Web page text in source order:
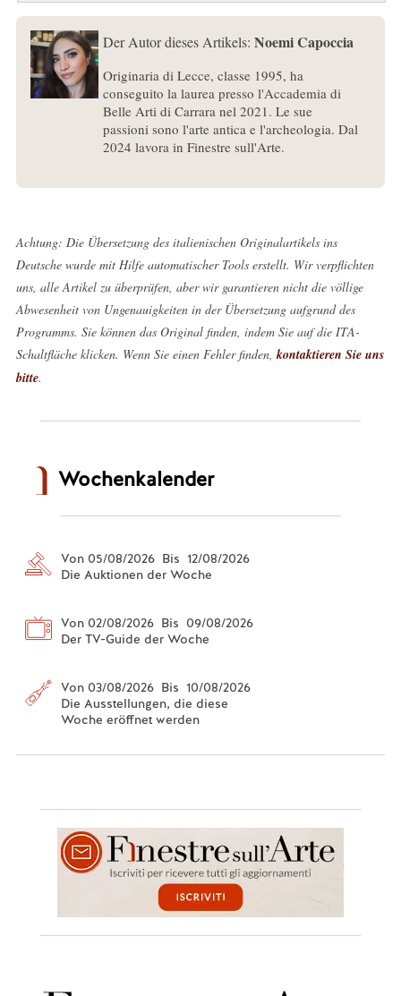
Der Autor dieses Artikels: Noemi Capoccia
Originaria di Lecce, classe 1995, ha
conseguito la laurea presso l'Accademia di
Belle Arti di Carrara nel 2021. Le sue
passioni sono l'arte antica e l'archeologia. Dal
2024 lavora in Finestre sull'Arte.
Achtung: Die Übersetzung des italienischen Originalartikels ins
Deutsche wurde mit Hilfe automatischer Tools erstellt. Wir verpflichten
uns, alle Artikel zu überprüfen, aber wir garantieren nicht die völlige
Abwesenheit von Ungenauigkeiten in der Übersetzung aufgrund des
Programms. Sie können das Original finden, indem Sie auf die ITA-
Schaltfläche klicken. Wenn Sie einen Fehler finden,kontaktieren Sie uns
bitte.
Wochenkalender
Von 05/08/2026 Bis 12/08/2026
Die Auktionen der Woche
Von 02/08/2026 Bis 09/08/2026
Der TV-Guide der Woche
Von 03/08/2026 Bis 10/08/2026
Die Ausstellungen, die diese
Woche eröffnet werden